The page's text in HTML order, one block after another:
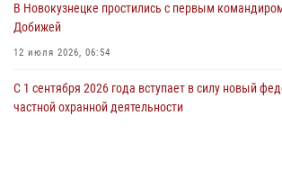
В Новокузнецке простились с первым
Добижей
12 июля 2026, 06:54
С 1 сентября 2026 года вступает в силу новый
частной охранной деятельности